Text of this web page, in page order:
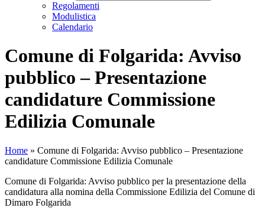
Regolamenti
Modulistica
Calendario
Comune di Folgarida: Avviso
pubblico – Presentazione
candidature Commissione
Edilizia Comunale
Home » Comune di Folgarida: Avviso pubblico – Presentazione
candidature Commissione Edilizia Comunale
Comune di Folgarida: Avviso pubblico per la presentazione della
candidatura alla nomina della Commissione Edilizia del Comune di
Dimaro Folgarida